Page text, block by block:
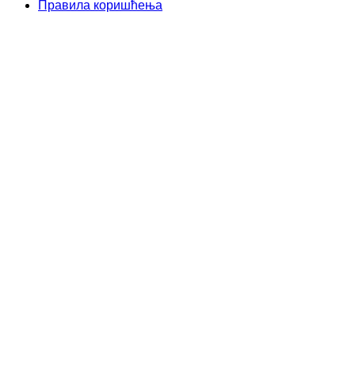
Правила коришћења